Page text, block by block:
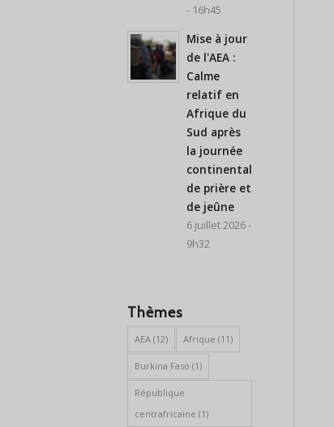
- 16h45
Mise à jour
de l'AEA :
Calme
relatif en
Afrique du
Sud après
la journée
continentale
de prière et
de jeûne
6 juillet 2026 -
9h32
Thèmes
AEA (12) Afrique (11)
Burkina Faso (1)
République
centrafricaine (1)